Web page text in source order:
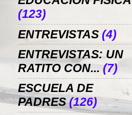
(123)
ENTREVISTAS (4)
ENTREVISTAS: UN
RATITO CON... (7)
ESCUELA DE
PADRES (126)